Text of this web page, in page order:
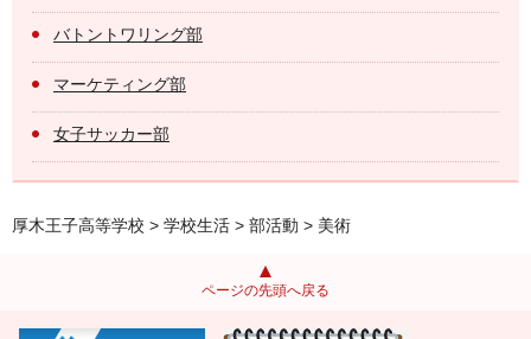
バトントワリング部
マーケティング部
女子サッカー部
厚木王子高等学校 > 学校生活 > 部活動 > 美術
ページの先頭へ戻る